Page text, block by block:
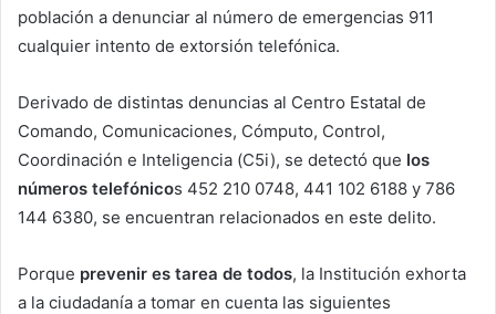
población a denunciar al número de emergencias 911
cualquier intento de extorsión telefónica.
Derivado de distintas denuncias al Centro Estatal de
Comando, Comunicaciones, Cómputo, Control,
Coordinación e Inteligencia (C5i), se detectó que los
números telefónicos 452 210 0748, 441 102 6188 y 786
144 6380, se encuentran relacionados en este delito.
Porque prevenir es tarea de todos, la Institución exhorta
a la ciudadanía a tomar en cuenta las siguientes